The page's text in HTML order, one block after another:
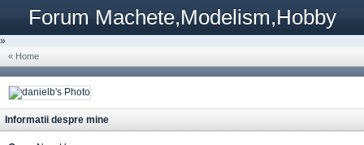
Forum Machete,Modelism,Hobby
»
« Home
Informatii despre mine